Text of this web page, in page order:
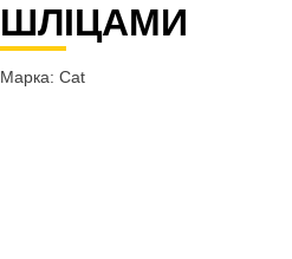
ШЛІЦАМИ
Марка: Cat